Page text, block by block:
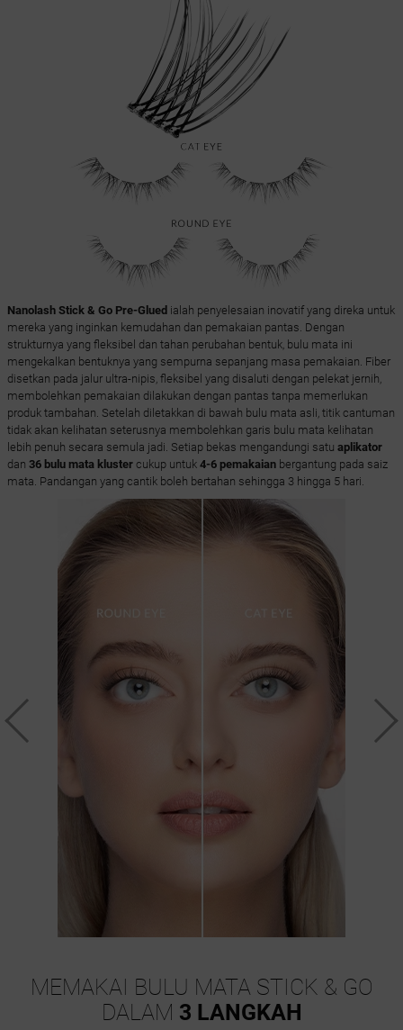
Nanolash Stick & Go Pre-Glued ialah penyelesaian inovatif yang direka untuk
mereka yang inginkan kemudahan dan pemakaian pantas. Dengan
strukturnya yang fleksibel dan tahan perubahan bentuk, bulu mata ini
mengekalkan bentuknya yang sempurna sepanjang masa pemakaian. Fiber
disetkan pada jalur ultra-nipis, fleksibel yang disaluti dengan pelekat jernih,
membolehkan pemakaian dilakukan dengan pantas tanpa memerlukan
produk tambahan. Setelah diletakkan di bawah bulu mata asli, titik cantuman
tidak akan kelihatan seterusnya membolehkan garis bulu mata kelihatan
lebih penuh secara semula jadi. Setiap bekas mengandungi satu aplikator
dan 36 bulu mata klustercukup untuk 4-6 pemakaianbergantung pada saiz
mata. Pandangan yang cantik boleh bertahan sehingga 3 hingga 5 hari.
MEMAKAI BULU MATA STICK & GO
DALAM 3 LANGKAH